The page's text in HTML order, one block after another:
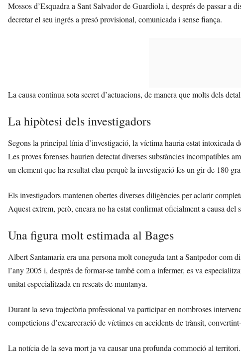
Mossos d’Esquadra a Sant Salvador de Guardiola i, després de passar
decretar el seu ingrés a presó provisional, comunicada i sense fiança.
La causa continua sota secret d’actuacions, de manera que molts dels
La hipòtesi dels investigadors
Segons la principal línia d’investigació, la víctima hauria estat intoxicada
Les proves forenses haurien detectat diverses substàncies incompatibles
un element que ha resultat clau perquè la investigació fes un gir de 180
Els investigadors mantenen obertes diverses diligències per aclarir
Aquest extrem, però, encara no ha estat confirmat oficialment a causa del
Una figura molt estimada al Bages
Albert Santamaria era una persona molt coneguda tant a Santpedor com
l’any 2005 i, després de formar-se també com a infermer, es va
unitat especialitzada en rescats de muntanya.
Durant la seva trajectòria professional va participar en nombroses
competicions d’excarceració de víctimes en accidents de trànsit,
La notícia de la seva mort ja va causar una profunda commoció al